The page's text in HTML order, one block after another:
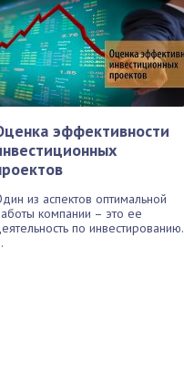
эффективности
из аспектов оптимальной
компании – это ее
по инвестированию.